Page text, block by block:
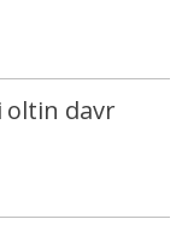
oltin davr